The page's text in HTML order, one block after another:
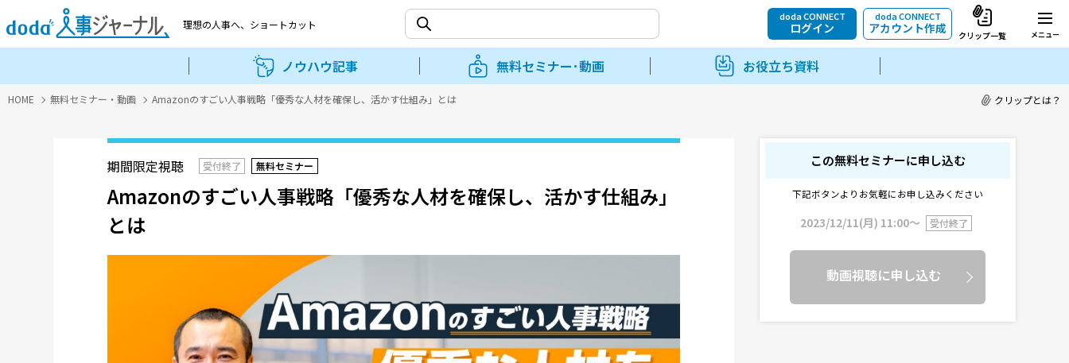
理想の人事へ、 ショートカット
doda CONNECT
ログイン
doda CONNECT
アカウント作成 クリップ一覧 メニュー
ノウハウ記事 無料セミナー･動画 お役立ち資料
クリップとは？
HOME 無料セミナー・動画 Amazonのすごい人事戦略「優秀な人材を確保し、活かす仕組み」とは
期間限定視聴 受付終了 無料セミナー
Amazonのすごい人事戦略「優秀な人材を確保し、活かす仕組み」
とは
この無料セミナーに申し込む
下記ボタンよりお気軽にお申し込みください
2023/12/11(月) 11:00〜 受付終了
動画視聴に申し込む